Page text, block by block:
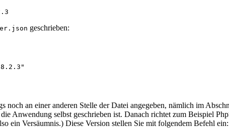
geschrieben:
noch an einer anderen Stelle der Datei angegeben, nämlich im
Anwendung selbst geschrieben ist. Danach richtet zum Beispiel
ein Versäumnis.) Diese Version stellen Sie mit folgendem Befehl ein: